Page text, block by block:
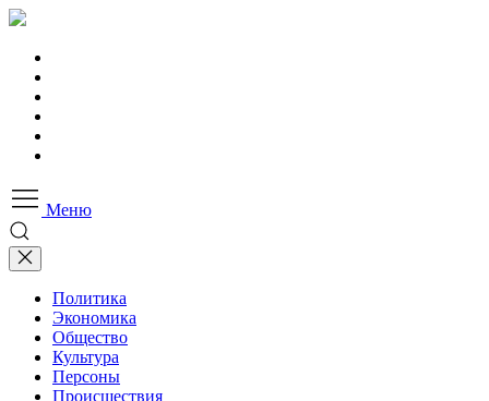
Меню
Политика
Экономика
Общество
Культура
Персоны
Происшествия